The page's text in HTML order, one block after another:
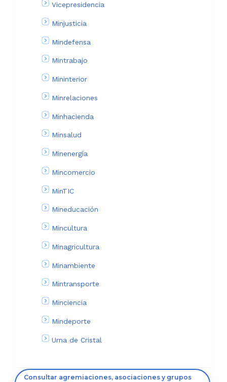
Vicepresidencia
Minjusticia
Mindefensa
Mintrabajo
Mininterior
Minrelaciones
Minhacienda
Minsalud
Minenergía
Mincomercio
MinTIC
Mineducación
Mincultura
Minagricultura
Minambiente
Mintransporte
Minciencia
Mindeporte
Urna de Cristal
Consultar agremiaciones, asociaciones y grupos